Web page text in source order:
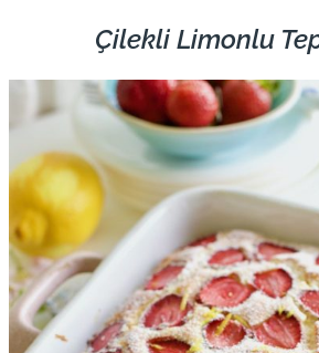
Çilekli Limonlu